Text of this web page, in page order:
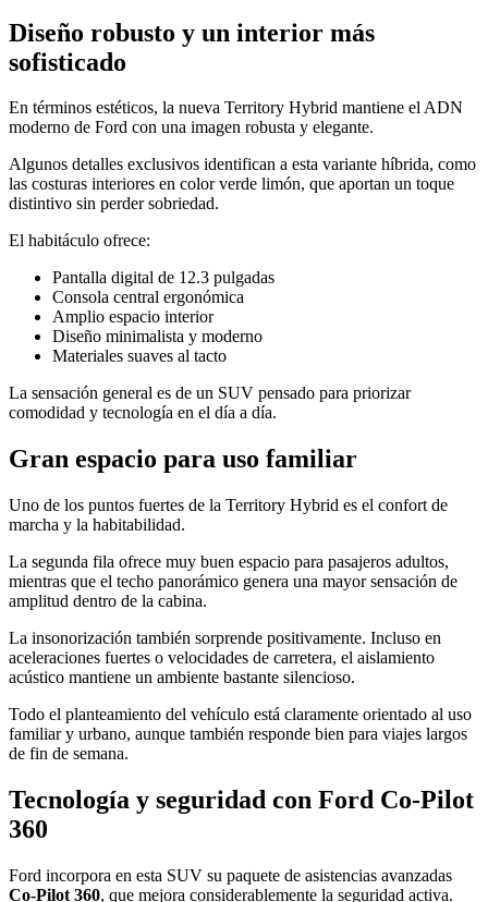
Diseño robusto y un interior más
sofisticado
En términos estéticos, la nueva Territory Hybrid mantiene el ADN
moderno de Ford con una imagen robusta y elegante.
Algunos detalles exclusivos identifican a esta variante híbrida, como
las costuras interiores en color verde limón, que aportan un toque
distintivo sin perder sobriedad.
El habitáculo ofrece:
Pantalla digital de 12.3 pulgadas
Consola central ergonómica
Amplio espacio interior
Diseño minimalista y moderno
Materiales suaves al tacto
La sensación general es de un SUV pensado para priorizar
comodidad y tecnología en el día a día.
Gran espacio para uso familiar
Uno de los puntos fuertes de la Territory Hybrid es el confort de
marcha y la habitabilidad.
La segunda fila ofrece muy buen espacio para pasajeros adultos,
mientras que el techo panorámico genera una mayor sensación de
amplitud dentro de la cabina.
La insonorización también sorprende positivamente. Incluso en
aceleraciones fuertes o velocidades de carretera, el aislamiento
acústico mantiene un ambiente bastante silencioso.
Todo el planteamiento del vehículo está claramente orientado al uso
familiar y urbano, aunque también responde bien para viajes largos
de fin de semana.
Tecnología y seguridad con Ford Co-Pilot
360
Ford incorpora en esta SUV su paquete de asistencias avanzadas
Co-Pilot 360, que mejora considerablemente la seguridad activa.